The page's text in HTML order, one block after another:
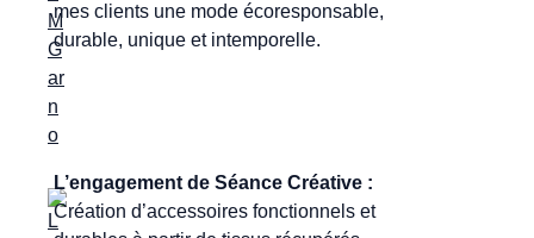
mes clients une mode écoresponsable,
durable, unique et intemporelle.
L’engagement de Séance Créative :
Création d’accessoires fonctionnels et